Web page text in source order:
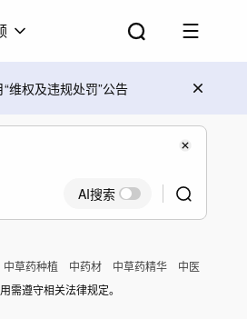
维权及违规处罚”公告
AI搜索
中草药种植 中药材 中草药精华
中医
需遵守相关法律规定。